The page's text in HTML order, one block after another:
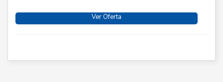
Ver Oferta